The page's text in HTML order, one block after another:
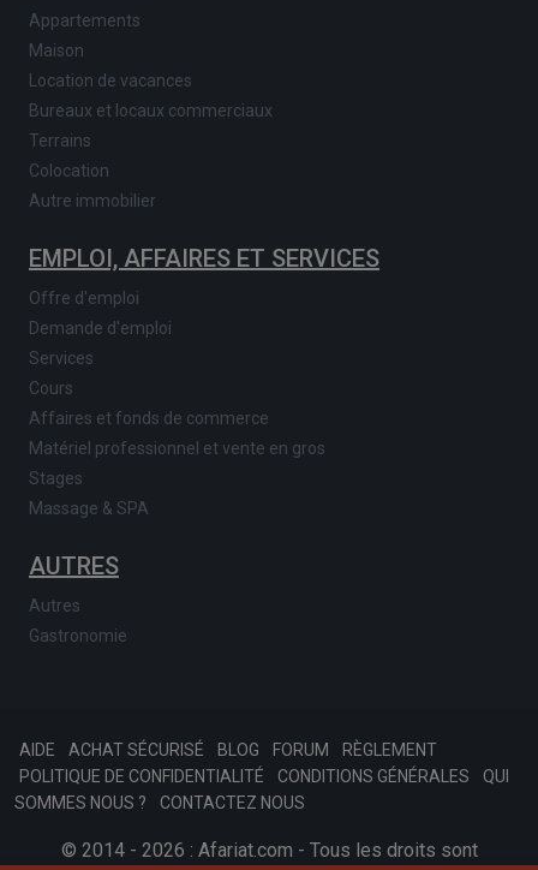
Appartements
Maison
Location de vacances
Bureaux et locaux commerciaux
Terrains
Colocation
Autre immobilier
EMPLOI, AFFAIRES ET SERVICES
Offre d'emploi
Demande d'emploi
Services
Cours
Affaires et fonds de commerce
Matériel professionnel et vente en gros
Stages
Massage & SPA
AUTRES
Autres
Gastronomie
AIDE ACHAT SÉCURISÉ BLOG FORUM
RÈGLEMENT
POLITIQUE DE CONFIDENTIALITÉ
CONDITIONS GÉNÉRALES
QUI
SOMMES NOUS ?
CONTACTEZ NOUS
© 2014 - 2026 : Afariat.com - Tous les droits sont